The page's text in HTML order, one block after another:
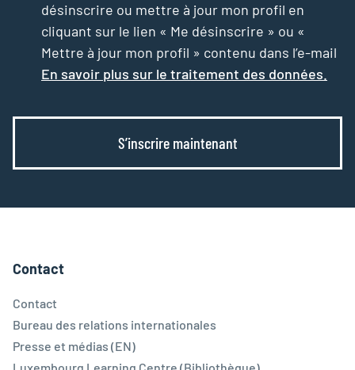
désinscrire ou mettre à jour mon profil en
cliquant sur le lien « Me désinscrire » ou «
Mettre à jour mon profil » contenu dans l’e-mail
En savoir plus sur le traitement des données.
S’inscrire maintenant
Contact
Contact
Bureau des relations internationales
Presse et médias (EN)